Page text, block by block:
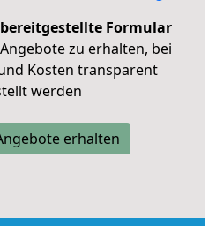
Formular
zu erhalten, bei
Kosten transparent
werden
erhalten